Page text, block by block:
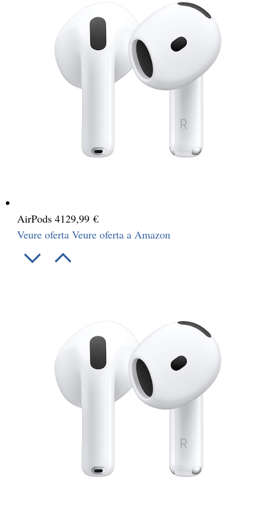
AirPods 4129,99 €
Veure oferta Veure oferta a Amazon